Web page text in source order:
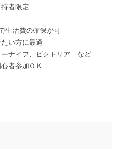
者限定
生活費の確保が可
い方に最適
ーナイフ、ビクトリア など
者参加ＯＫ